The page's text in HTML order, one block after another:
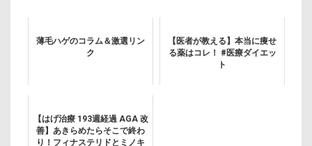
薄毛ハゲのコラム＆激選リン
ク
【医者が教える】本当に痩せ
る薬はコレ！ #医療ダイエッ
ト
【はげ治療 193週経過 AGA 改
善】あきらめたらそこで終わ
り！フィナステリドとミノキ